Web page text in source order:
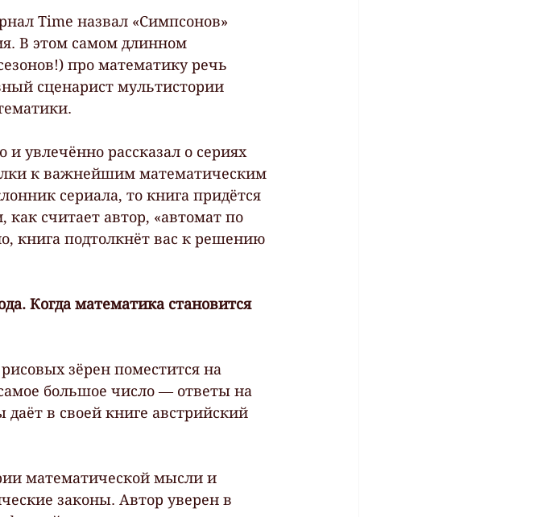
Time назвал «Симпсонов»
В этом самом длинном
про математику речь
сценарист мультистории
увлечённо рассказал о сериях
к важнейшим математическим
сериала, то книга придётся
считает автор, «автомат по
книга подтолкнёт вас к решению
Когда математика становится
зёрен поместится на
большое число — ответы на
в своей книге австрийский
математической мысли и
законы. Автор уверен в